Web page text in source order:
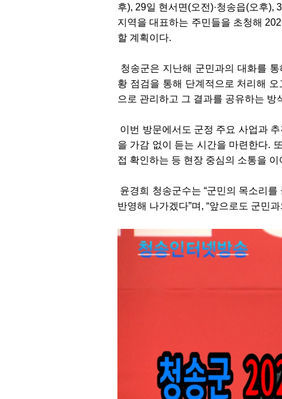
후), 29일 현서면(오전)·청송읍(오후),
지역을 대표하는 주민들을 초청해
할 계획이다.
청송군은 지난해 군민과의 대화를
황 점검을 통해 단계적으로 처리해
으로 관리하고 그 결과를 공유하는
이번 방문에서도 군정 주요 사업과
을 가감 없이 듣는 시간을 마련한다.
접 확인하는 등 현장 중심의 소통을 이
윤경희 청송군수는 “군민의 목소리
반영해 나가겠다”며, “앞으로도 군민